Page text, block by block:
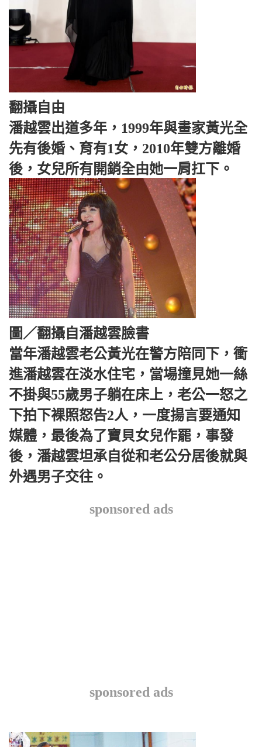
翻攝自由
潘越雲出道多年，1999年與畫家黃光全
先有後婚、育有1女，2010年雙方離婚
後，女兒所有開銷全由她一肩扛下。
圖／翻攝自潘越雲臉書
當年潘越雲老公黃光在警方陪同下，衝
進潘越雲在淡水住宅，當場撞見她一絲
不掛與55歲男子躺在床上，老公一怒之
下拍下裸照怒告2人，一度揚言要通知
媒體，最後為了寶貝女兒作罷，事發
後，潘越雲坦承自從和老公分居後就與
外遇男子交往。
sponsored ads
sponsored ads